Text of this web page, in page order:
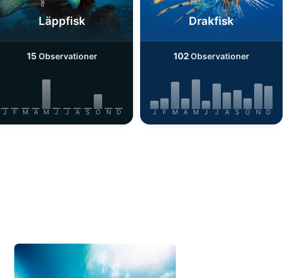
Läppfisk
15 Observationer
J F M A M J J A S O N D
Drakfisk
102Observationer
J F M A M J J A S O N D